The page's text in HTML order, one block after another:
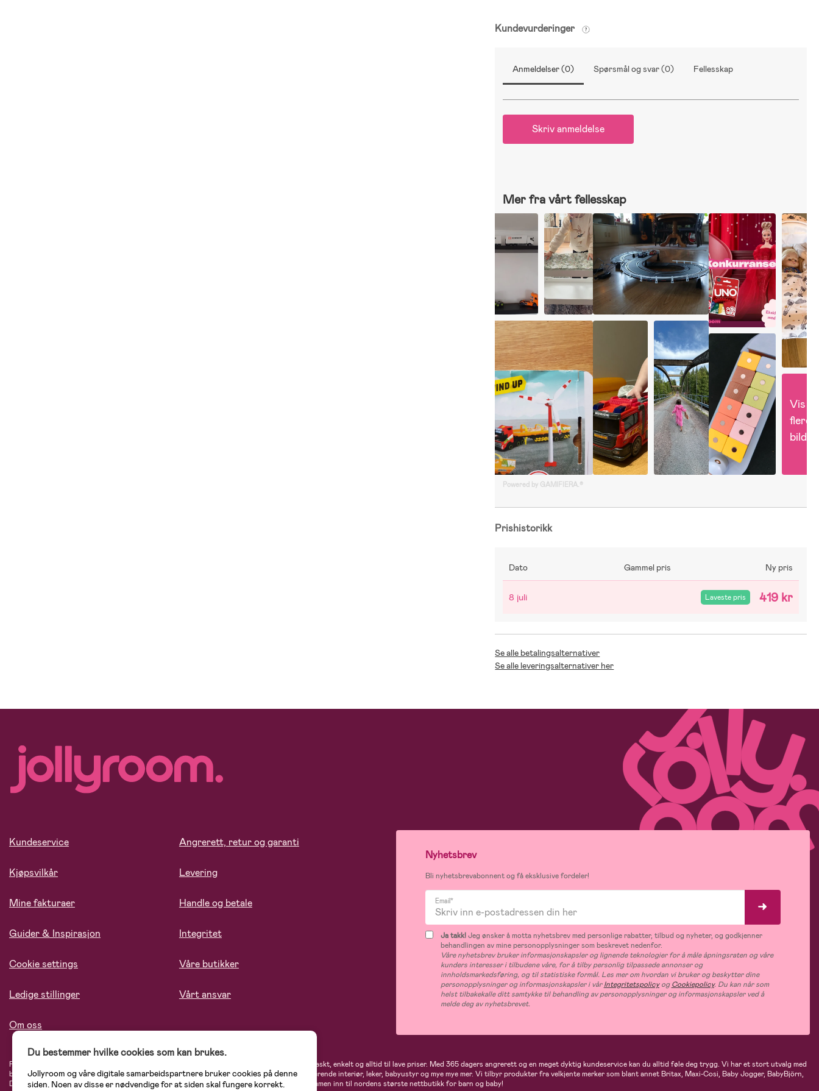
Kundevurderinger
Anmeldelser (0) Spørsmål og svar (0) Fellesskap
Skriv anmeldelse
Mer fra vårt fellesskap
Vis
flere
bilder
Powered by GAMIFIERA.®
Prishistorikk
Dato Gammel pris Ny pris
8 juli Laveste pris 419 kr
Se alle betalingsalternativer
Se alle leveringsalternativer her
Kundeservice
Kjøpsvilkår
Mine fakturaer
Guider & Inspirasjon
Cookie settings
Ledige stillinger
Om oss
Angrerett, retur og garanti
Levering
Handle og betale
Integritet
Våre butikker
Vårt ansvar
Nyhetsbrev
Bli nyhetsbrevabonnent og få eksklusive fordeler!
Email*
Ja takk!Jeg ønsker å motta nyhetsbrev med personlige rabatter, tilbud og nyheter, og godkjenner
behandlingen av mine personopplysninger som beskrevet nedenfor.
Våre nyhetsbrev bruker informasjonskapsler og lignende teknologier for å måle åpningsraten og våre
kunders interesser i tilbudene våre, for å tilby personlig tilpassede annonser og
innholdsmarkedsføring, og til statistiske formål. Les mer om hvordan vi bruker og beskytter dine
personopplysninger og informasjonskapsler i vårIntegritetspolicyogCookiepolicy. Du kan når som
helst tilbakekalle ditt samtykke til behandling av personopplysninger og informasjonskapsler ved å
melde deg av nyhetsbrevet.
På Jollyroom.no finner du et stort utvalg av produkter til barnefamilien. Hos oss handler du raskt, enkelt og alltid til lave priser. Med 365 dagers angrerett og en meget dyktig kundeservice kan du alltid føle deg trygg. Vi har et stort utvalg med
blant annet barnevogner, bilstoler, klær til barn og baby, produkter til mor, mengder av inspirerende interiør, leker, babyustyr og mye mye mer. Vi tilbyr produkter fra velkjente merker som blant annet Britax, Maxi-Cosi, Baby Jogger, BabyBjörn,
Didriksons, KidKraft, Ergobaby, Philips Avent, Neonate, Cybex, LEGO og mange flere. Velkommen inn til nordens største nettbutikk for barn og baby!
Du bestemmer hvilke cookies som kan brukes.
Jollyroom og våre digitale samarbeidspartnere bruker cookies på denne
siden. Noen av disse er nødvendige for at siden skal fungere korrekt.